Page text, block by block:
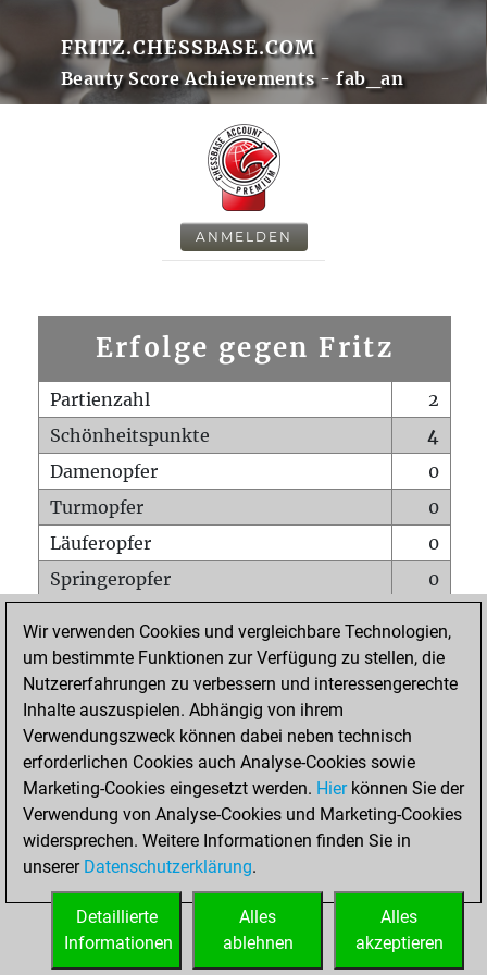
FRITZ.CHESSBASE.COM
Beauty Score Achievements - fab_an
ANMELDEN
Erfolge gegen Fritz
Partienzahl
2
Schönheitspunkte
4
Damenopfer
0
Turmopfer
0
Läuferopfer
0
Springeropfer
0
Matt auf vollem Brett
0
Bauer setzt Matt
0
Erstickte Matts
Unterverwandlungen
Türme auf der siebten
0
STARTSEITE
Wir verwenden Cookies und vergleichbare Technologien,
um bestimmte Funktionen zur Verfügung zu stellen, die
Nutzererfahrungen zu verbessern und interessengerechte
Inhalte auszuspielen. Abhängig von ihrem
Verwendungszweck können dabei neben technisch
erforderlichen Cookies auch Analyse-Cookies sowie
Marketing-Cookies eingesetzt werden. Hierkönnen Sie der
Verwendung von Analyse-Cookies und Marketing-Cookies
widersprechen. Weitere Informationen finden Sie in
unserer Datenschutzerklärung.
Alles
akzeptieren
Alles
ablehnen
Detaillierte
Informationen